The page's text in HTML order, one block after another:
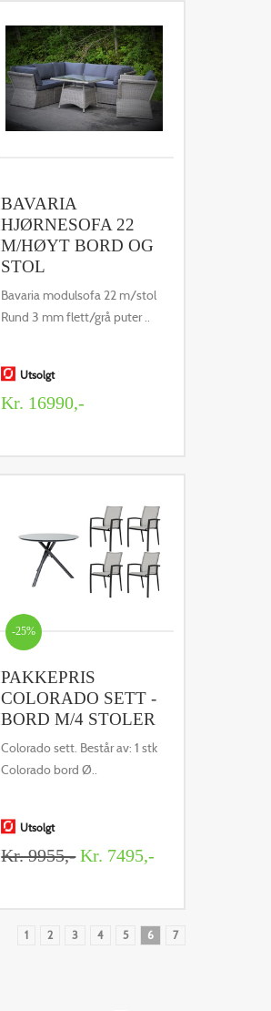
BAVARIA
HJØRNESOFA 22
M/HØYT BORD OG
STOL
Bavaria modulsofa 22 m/stol
Rund 3 mm flett/grå puter ..
Utsolgt
Kr. 16990,-
-25%
PAKKEPRIS
COLORADO SETT -
BORD M/4 STOLER
Colorado sett. Består av: 1 stk
Colorado bord Ø..
Utsolgt
Kr. 9955,-Kr. 7495,-
1 2 3 4 5 6 7